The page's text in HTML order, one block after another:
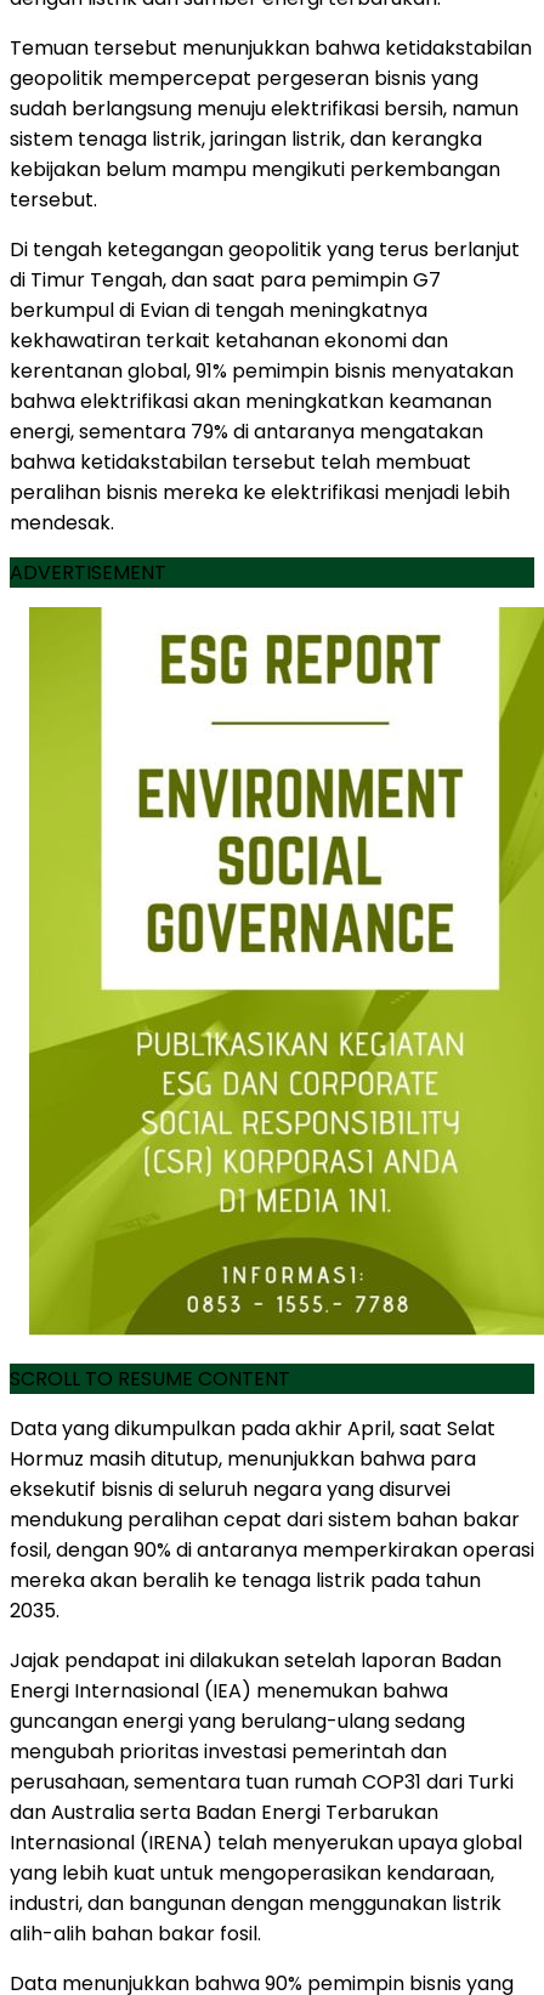
Temuan tersebut menunjukkan bahwa ketidakstabilan
geopolitik mempercepat pergeseran bisnis yang
sudah berlangsung menuju elektrifikasi bersih, namun
sistem tenaga listrik, jaringan listrik, dan kerangka
kebijakan belum mampu mengikuti perkembangan
tersebut.
Di tengah ketegangan geopolitik yang terus berlanjut
di Timur Tengah, dan saat para pemimpin G7
berkumpul di Evian di tengah meningkatnya
kekhawatiran terkait ketahanan ekonomi dan
kerentanan global, 91% pemimpin bisnis menyatakan
bahwa elektrifikasi akan meningkatkan keamanan
energi, sementara 79% di antaranya mengatakan
bahwa ketidakstabilan tersebut telah membuat
peralihan bisnis mereka ke elektrifikasi menjadi lebih
mendesak.
ADVERTISEMENT
SCROLL TO RESUME CONTENT
Data yang dikumpulkan pada akhir April, saat Selat
Hormuz masih ditutup, menunjukkan bahwa para
eksekutif bisnis di seluruh negara yang disurvei
mendukung peralihan cepat dari sistem bahan bakar
fosil, dengan 90% di antaranya memperkirakan operasi
mereka akan beralih ke tenaga listrik pada tahun
2035.
Jajak pendapat ini dilakukan setelah laporan Badan
Energi Internasional (IEA) menemukan bahwa
guncangan energi yang berulang-ulang sedang
mengubah prioritas investasi pemerintah dan
perusahaan, sementara tuan rumah COP31 dari Turki
dan Australia serta Badan Energi Terbarukan
Internasional (IRENA) telah menyerukan upaya global
yang lebih kuat untuk mengoperasikan kendaraan,
industri, dan bangunan dengan menggunakan listrik
alih-alih bahan bakar fosil.
Data menunjukkan bahwa 90% pemimpin bisnis yang